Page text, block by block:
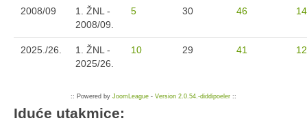
2008/09
1. ŽNL -
2008/09.
5 30 46
2025./26.
1. ŽNL -
2025/26.
10 29 41
:: Powered by JoomLeague - Version 2.0.54.-diddipoeler ::
Iduće utakmice: